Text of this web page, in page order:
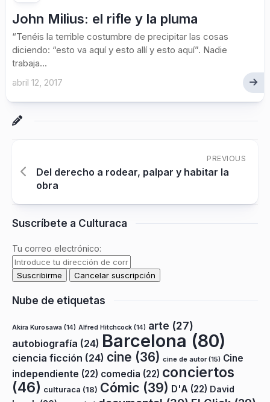
John Milius: el rifle y la pluma
“Tenéis la terrible costumbre de precipitar las cosas
diciendo: “esto va aquí y esto allí y esto aquí”. Nadie
trabaja...
abril 12, 2017
PREVIOUS
Del derecho a rodear, palpar y habitar la
obra
Suscríbete a Culturaca
Tu correo electrónico:
Nube de etiquetas
Akira Kurosawa (14) Alfred Hitchcock (14) arte (27)
autobiografía (24) Barcelona (80)
ciencia ficción (24) cine (36) cine de autor(15) Cine
independiente (22) comedia (22) conciertos
(46) culturaca (18) Cómic (39) D'A (22) David